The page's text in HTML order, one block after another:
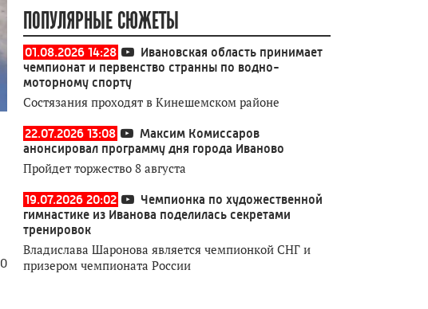
0
ПОПУЛЯРНЫЕ СЮЖЕТЫ
01.08.2026 14:28
Ивановская область принимает
чемпионат и первенство странны по водно-
моторному спорту
Состязания проходят в Кинешемском районе
22.07.2026 13:08
Максим Комиссаров
анонсировал программу дня города Иваново
Пройдет торжество 8 августа
19.07.2026 20:02
Чемпионка по художественной
гимнастике из Иванова поделилась секретами
тренировок
Владислава Шаронова является чемпионкой СНГ и
призером чемпионата России